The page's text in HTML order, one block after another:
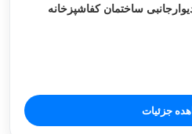
ساختمان کفاشپزخانه
جزئیات